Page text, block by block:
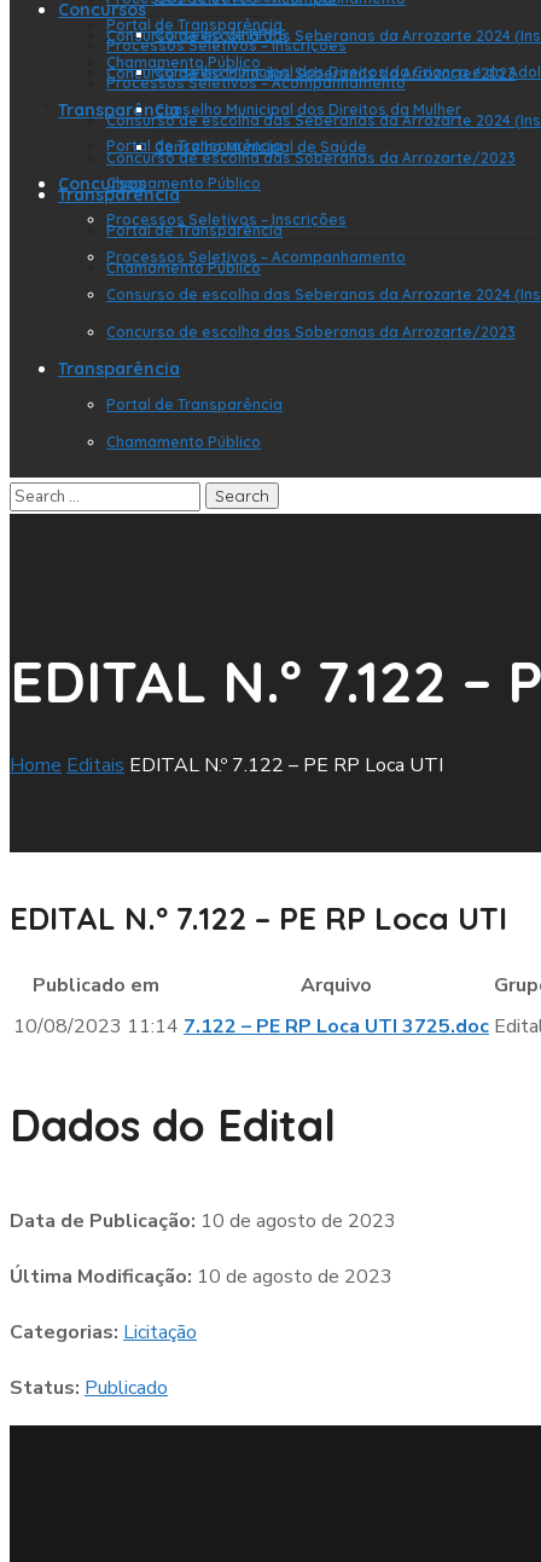
Portal de Transparência
Chamamento Público
Consurso de escolha das Seberanas da Arrozarte 2024
Concurso de escolha das Soberanas da Arrozarte/2023
Transparência
Portal de Transparência
Chamamento Público
Concursos
Processos Seletivos – Inscrições
Processos Seletivos – Acompanhamento
Consurso de escolha das Seberanas da Arrozarte 2024
Concurso de escolha das Soberanas da Arrozarte/2023
Transparência
Portal de Transparência
Chamamento Público
Conselho de RPPS
Conselho Municipal dos Direitos da Criança e do
Conselho Municipal dos Direitos da Mulher
Conselho Municipal de Saúde
Concursos
Processos Seletivos – Inscrições
Processos Seletivos – Acompanhamento
Consurso de escolha das Seberanas da Arrozarte 2024
Concurso de escolha das Soberanas da Arrozarte/2023
Transparência
Portal de Transparência
Chamamento Público
EDITAL N.º 7.122 –
Home Editais EDITAL N.º 7.122 – PE RP Loca UTI
EDITAL N.º 7.122 – PE RP Loca UTI
Publicado em Arquivo
10/08/2023 11:14 7.122 – PE RP Loca UTI 3725.doc
Dados do Edital
Data de Publicação: 10 de agosto de 2023
Última Modificação: 10 de agosto de 2023
Categorias: Licitação
Status: Publicado